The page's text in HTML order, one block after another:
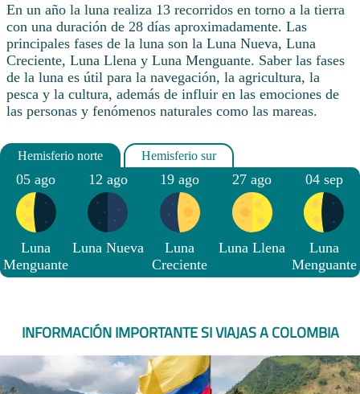
En un año la luna realiza 13 recorridos en torno a la tierra
con una duración de 28 días aproximadamente. Las
principales fases de la luna son la Luna Nueva, Luna
Creciente, Luna Llena y Luna Menguante. Saber las fases
de la luna es útil para la navegación, la agricultura, la
pesca y la cultura, además de influir en las emociones de
las personas y fenómenos naturales como las mareas.
05 ago
Luna
Menguante
12 ago
Luna Nueva
19 ago
Luna
Creciente
27 ago
Luna Llena
04 sep
Luna
Menguante
INFORMACIÓN IMPORTANTE SI VIAJAS A COLOMBIA